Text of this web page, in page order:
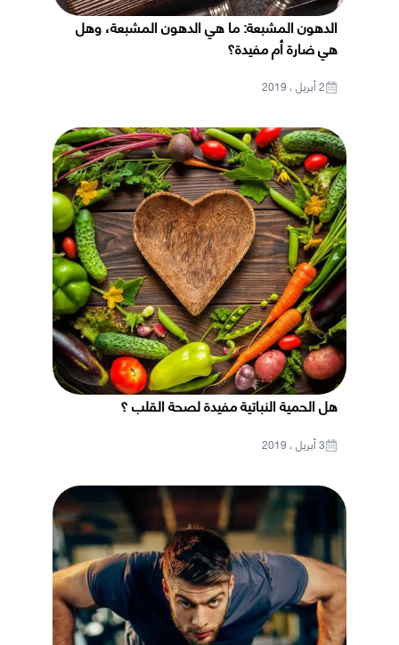
الدهون المشبعة: ما هي الدهون المشبعة، وهل
هي ضارة أم مفيدة؟
2 أبريل ، 2019
هل الحمية النباتية مفيدة لصحة القلب ؟
3 أبريل ، 2019